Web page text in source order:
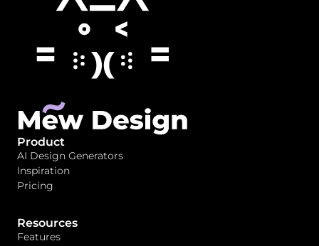
Product
AI Design Generators
Inspiration
Pricing
Resources
Features